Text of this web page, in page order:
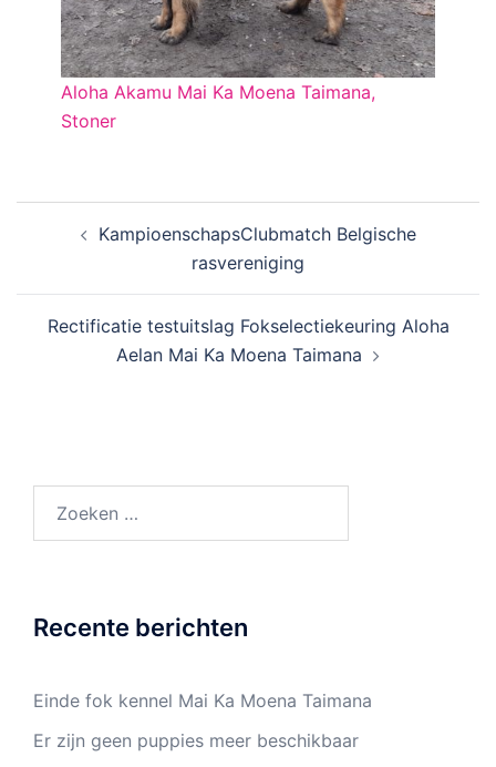
Aloha Akamu Mai Ka Moena Taimana,
Stoner
navigatieKampioenschapsClubmatch Belgische
rasvereniging
Rectificatie testuitslag Fokselectiekeuring Aloha
Aelan Mai Ka Moena Taimana
naar:
Recente berichten
Einde fok kennel Mai Ka Moena Taimana
Er zijn geen puppies meer beschikbaar